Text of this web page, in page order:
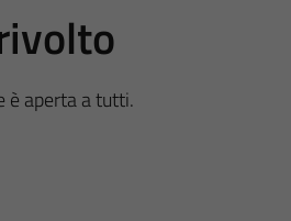
è aperta a tutti.